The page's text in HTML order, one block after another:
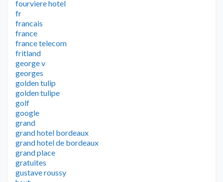
fourviere hotel
fr
francais
france
france telecom
fritland
george v
georges
golden tulip
golden tulipe
golf
google
grand
grand hotel bordeaux
grand hotel de bordeaux
grand place
gratuites
gustave roussy